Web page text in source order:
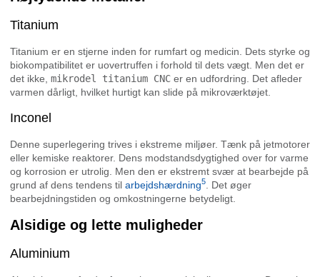
Titanium
Titanium er en stjerne inden for rumfart og medicin. Dets styrke og
biokompatibilitet er uovertruffen i forhold til dets vægt. Men det er
det ikke, mikrodel titanium CNC er en udfordring. Det afleder
varmen dårligt, hvilket hurtigt kan slide på mikroværktøjet.
Inconel
Denne superlegering trives i ekstreme miljøer. Tænk på jetmotorer
eller kemiske reaktorer. Dens modstandsdygtighed over for varme
og korrosion er utrolig. Men den er ekstremt svær at bearbejde på
grund af dens tendens til arbejdshærdning5
. Det øger
bearbejdningstiden og omkostningerne betydeligt.
Alsidige og lette muligheder
Aluminium